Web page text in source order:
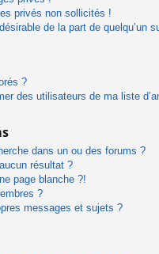
privés non sollicités !
de la part de quelqu’un
?
des utilisateurs de ma liste
dans un ou des forums ?
résultat ?
page blanche ?!
?
messages et sujets ?